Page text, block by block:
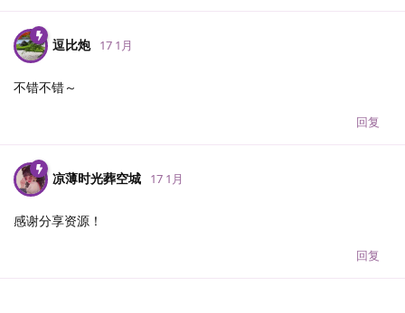
逗比炮 17 1月
不错不错～
回复
凉薄时光葬空城 17 1月
感谢分享资源！
回复